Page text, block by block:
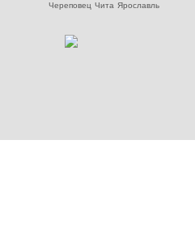
Череповец Чита Ярославль